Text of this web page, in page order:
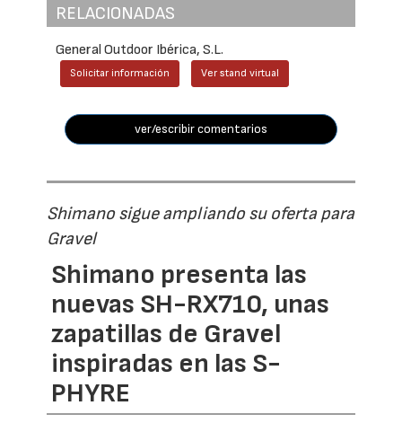
RELACIONADAS
General Outdoor Ibérica, S.L.
Solicitar información Ver stand virtual
ver/escribir comentarios
Shimano sigue ampliando su oferta para
Gravel
Shimano presenta las
nuevas SH-RX710, unas
zapatillas de Gravel
inspiradas en las S-
PHYRE